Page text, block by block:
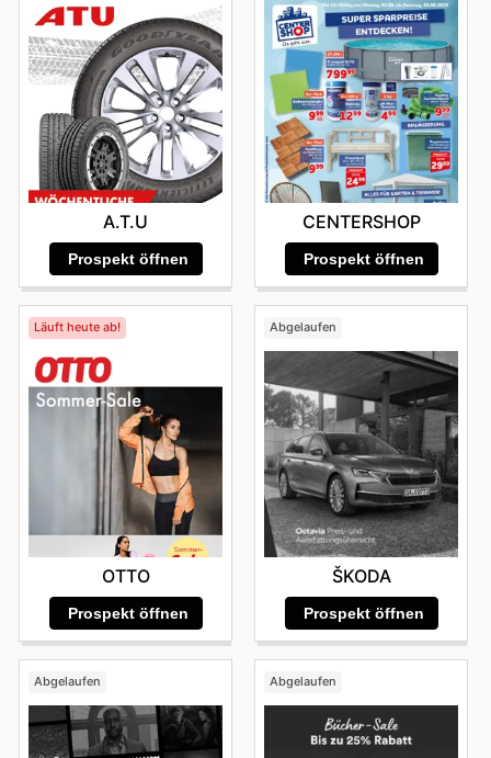
A.T.U
Prospekt öffnen
CENTERSHOP
Prospekt öffnen
Läuft heute ab!
OTTO
Prospekt öffnen
Abgelaufen
ŠKODA
Prospekt öffnen
Abgelaufen Abgelaufen